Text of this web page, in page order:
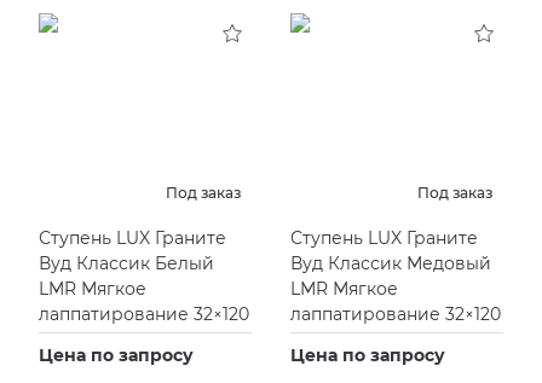
Под заказ
Ступень LUX Граните
Вуд Классик Белый
LMR Мягкое
лаппатирование 32×120
Цена по запросу
Под заказ
Ступень LUX Граните
Вуд Классик Медовый
LMR Мягкое
лаппатирование 32×120
Цена по запросу